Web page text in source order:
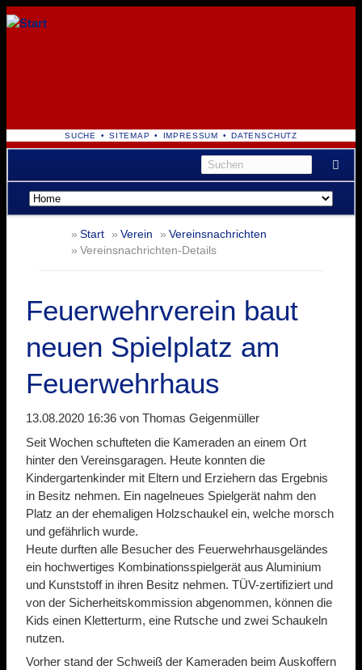
NAVIGATION
ÜBERSPRINGEN
SUCHE SITEMAP IMPRESSUM DATENSCHUTZ
Navigation
überspringen
Start Verein
Vereinsnachrichten
Vereinsnachrichten-Details
Feuerwehrverein baut
neuen Spielplatz am
Feuerwehrhaus
13.08.2020 16:36 von Thomas Geigenmüller
Seit Wochen schufteten die Kameraden an einem Ort
hinter den Vereinsgaragen. Heute konnten die
Kindergartenkinder mit Eltern und Erziehern das Ergebnis
in Besitz nehmen. Ein nagelneues Spielgerät nahm den
Platz an der ehemaligen Holzschaukel ein, welche morsch
und gefährlich wurde.
Heute durften alle Besucher des Feuerwehrhausgeländes
ein hochwertiges Kombinationsspielgerät aus Aluminium
und Kunststoff in ihren Besitz nehmen. TÜV-zertifiziert und
von der Sicherheitskommission abgenommen, können die
Kids einen Kletterturm, eine Rutsche und zwei Schaukeln
nutzen.
Vorher stand der Schweiß der Kameraden beim Auskoffern